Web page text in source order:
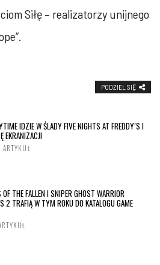
Siłę – realizatorzy unijnego
PODZIEL SIĘ
IDZIE W ŚLADY FIVE NIGHTS AT FREDDY’S I
EKRANIZACJI
ARTYKUŁ
THE FALLEN I SNIPER GHOST WARRIOR
2 TRAFIĄ W TYM ROKU DO KATALOGU GAME